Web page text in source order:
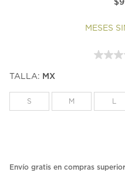
MESES
TALLA: MX
S M
Envío gratis en compras